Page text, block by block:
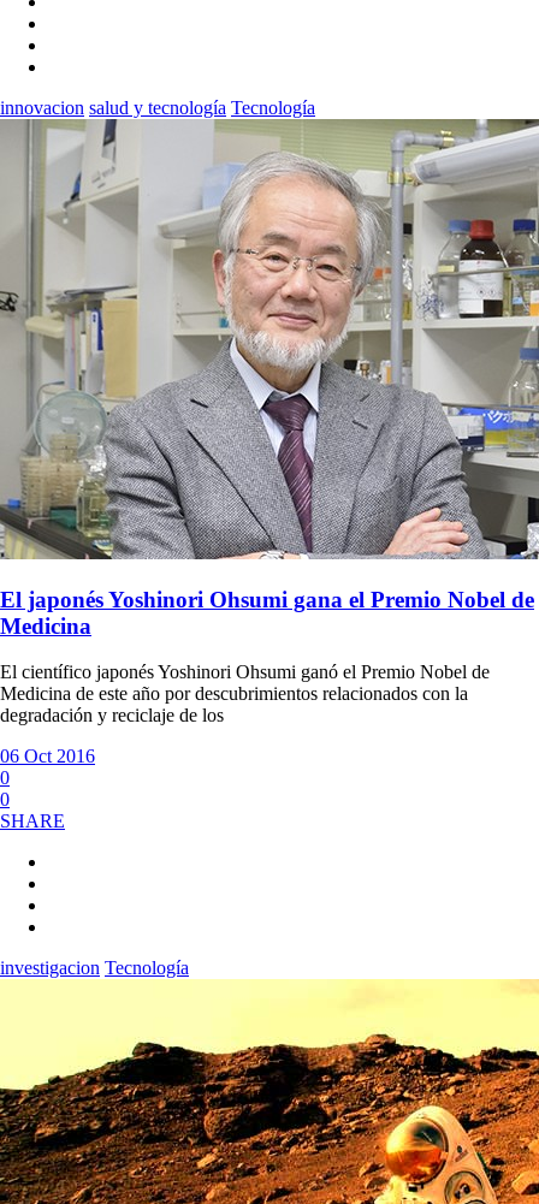
innovacion salud y tecnología Tecnología
El japonés Yoshinori Ohsumi gana el Premio Nobel de
Medicina
El científico japonés Yoshinori Ohsumi ganó el Premio Nobel de
Medicina de este año por descubrimientos relacionados con la
degradación y reciclaje de los
06 Oct 2016
0
0
SHARE
investigacion Tecnología